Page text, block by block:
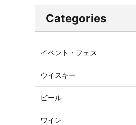
Categories
イベント・フェス
ウイスキー
ビール
ワイン